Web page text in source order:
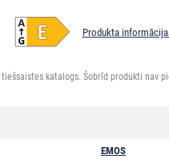
Produkta
tiešsaistes katalogs. Šobrīd produkti nav
EMOS